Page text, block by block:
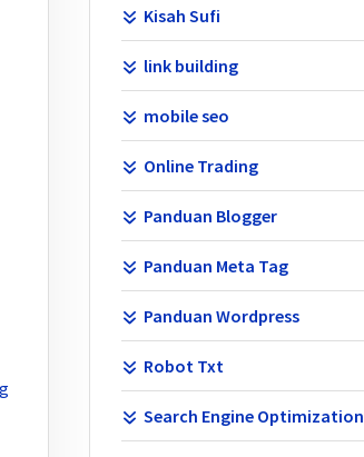
Kisah Sufi
link building
mobile seo
Online Trading
Panduan Blogger
Panduan Meta Tag
Panduan Wordpress
Robot Txt
Search Engine Optimization